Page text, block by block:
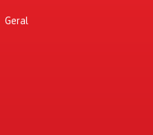
Geral